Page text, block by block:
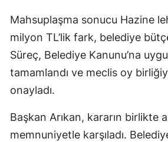
Mahsuplaşma sonucu Hazine
milyon TL’lik fark, belediye
Süreç, Belediye Kanunu’na
tamamlandı ve meclis oy
onayladı.
Başkan Arıkan, kararın birlikte
memnuniyetle karşıladı.